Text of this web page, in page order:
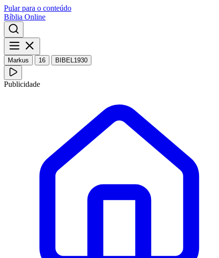
Pular para o conteúdo
Bíblia Online
Markus 16 BIBEL1930
Publicidade